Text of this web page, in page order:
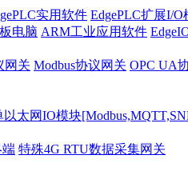
实用软件 EdgePLC扩展I/O
电脑 ARM工业应用软件
网关 Modbus协议网关 OPC UA
以太网IO模块
端 特殊4G RTU数据采集网关